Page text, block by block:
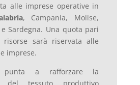
alle imprese operative in
, Campania, Molise,
Sardegna. Una quota pari
sarà riservata alle
imprese.
punta a rafforzare la